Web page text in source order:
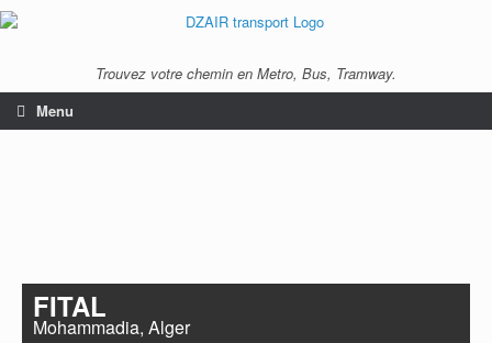
Trouvez votre chemin en Metro, Bus, Tramway.
Menu
FITAL
Mohammadia, Alger